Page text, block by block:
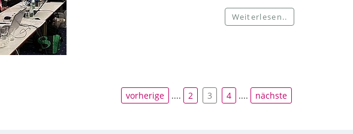
Weiterlesen..
vorherige .... 2 3 4 .... nächste